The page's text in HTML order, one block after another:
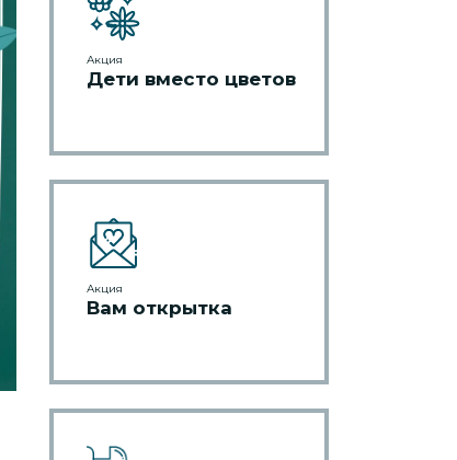
Акция
Дети вместо цветов
Акция
Вам открытка